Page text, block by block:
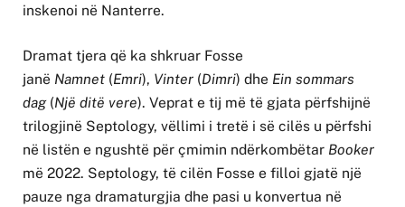
inskenoi në Nanterre.
Dramat tjera që ka shkruar Fosse
janë Namnet (Emri), Vinter (Dimri) dhe Ein sommars
dag(Një ditë vere). Veprat e tij më të gjata përfshijnë
trilogjinë Septology, vëllimi i tretë i së cilës u përfshi
në listën e ngushtë për çmimin ndërkombëtar Booker
më 2022. Septology, të cilën Fosse e filloi gjatë një
pauze nga dramaturgjia dhe pasi u konvertua në